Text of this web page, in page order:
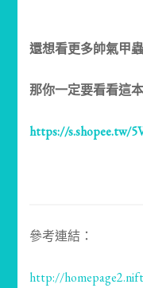
還想看更多帥氣甲
那你一定要看看這
https://s.shopee.tw/
參考連結：
http://